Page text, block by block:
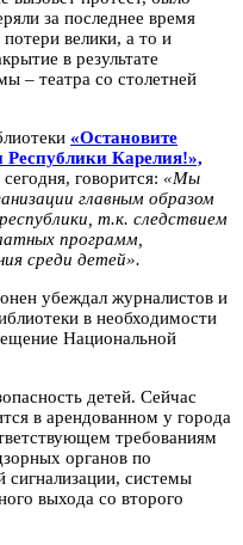
за последнее время
велики, а то и
в результате
– театра со столетней
«Остановите
Республики Карелия!»,
говорится: «Мы
главным образом
т.к. следствием
программ,
среди детей».
убеждал журналистов и
в необходимости
Национальной
детей. Сейчас
в арендованном у города
требованиям
органов по
системы
выхода со второго